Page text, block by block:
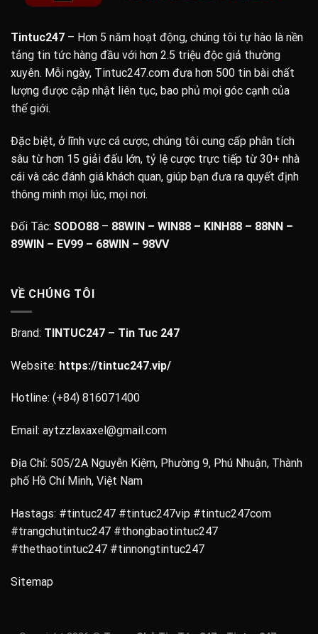
Tintuc247 – Hơn 5 năm hoạt động, chúng tôi tự hào là nền
tảng tin tức hàng đầu với hơn 2.5 triệu độc giả thường
xuyên. Mỗi ngày, Tintuc247.com đưa hơn 500 tin bài chất
lượng được cập nhật liên tục, bao phủ mọi góc cạnh của
thế giới.
Đặc biệt, ở lĩnh vực cá cược, chúng tôi cung cấp phân tích
sâu từ hơn 15 giải đấu lớn, tỷ lệ cược trực tiếp từ 30+ nhà
cái và các đánh giá khách quan, giúp bạn đưa ra quyết định
thông minh mọi lúc, mọi nơi.
Đối Tác: SODO88 – 88WIN – WIN88 – KINH88 – 88NN –
89WIN – EV99 – 68WIN – 98VV
VỀ CHÚNG TÔI
Brand: TINTUC247 – Tin Tuc 247
Website: https://tintuc247.vip/
Hotline: (+84) 816071400
Email: aytzzlaxaxel@gmail.com
Địa Chỉ: 505/2A Nguyễn Kiệm, Phường 9, Phú Nhuận, Thành
phố Hồ Chí Minh, Việt Nam
Hastags: #tintuc247 #tintuc247vip #tintuc247com
#trangchutintuc247 #thongbaotintuc247
#thethaotintuc247 #tinnongtintuc247
Sitemap